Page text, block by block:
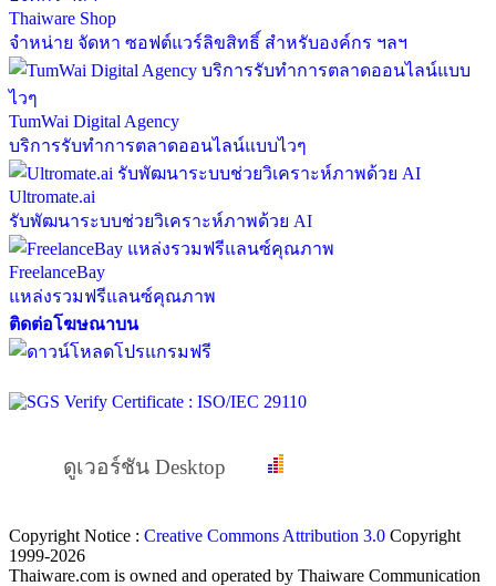
Thaiware Shop
จำหน่าย จัดหา ซอฟต์แวร์ลิขสิทธิ์ สำหรับองค์กร ฯลฯ
TumWai Digital Agency
บริการรับทำการตลาดออนไลน์แบบไวๆ
Ultromate.ai
รับพัฒนาระบบช่วยวิเคราะห์ภาพด้วย AI
FreelanceBay
แหล่งรวมฟรีแลนซ์คุณภาพ
ติดต่อโฆษณาบน
ดูเวอร์ชัน Desktop
Copyright Notice : Creative Commons Attribution 3.0 Copyright
1999-2026
Thaiware.com is owned and operated by Thaiware Communication